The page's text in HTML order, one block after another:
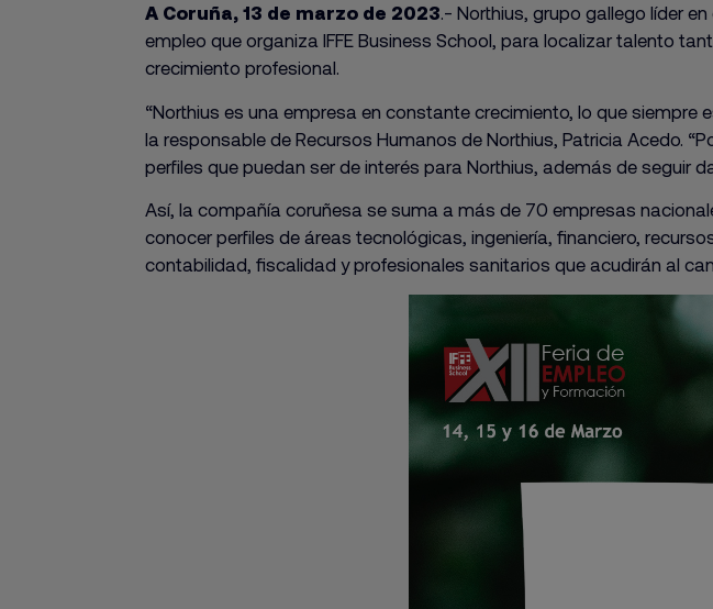
A Coruña, 13 de marzo de 2023.- Northius, grupo gallego líder
empleo que organiza IFFE Business School, para localizar talento
crecimiento profesional.
“Northius es una empresa en constante crecimiento, lo que
la responsable de Recursos Humanos de Northius, Patricia Acedo.
perfiles que puedan ser de interés para Northius, además de seguir
Así, la compañía coruñesa se suma a más de 70 empresas
conocer perfiles de áreas tecnológicas, ingeniería, financiero,
contabilidad, fiscalidad y profesionales sanitarios que acudirán al